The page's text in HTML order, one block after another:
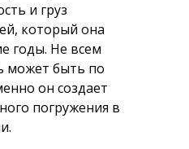
и груз
который она
годы. Не всем
может быть по
он создает
погружения в